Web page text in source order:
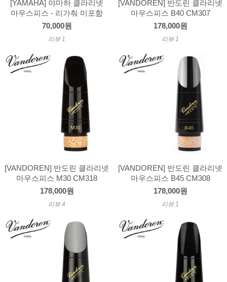
[YAMAHA] 야마하 클라리넷
마우스피스 - 리가춰 미포함
70,000원
리뷰 1
[VANDOREN] 반도린 클라리넷
마우스피스 B40 CM307
178,000원
리뷰 1
[VANDOREN] 반도린 클라리넷
마우스피스 M30 CM318
178,000원
리뷰 4
[VANDOREN] 반도린 클라리넷
마우스피스 B45 CM308
178,000원
리뷰 1